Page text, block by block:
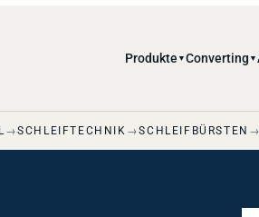
Produkte Converting
SCHLEIFTECHNIK SCHLEIFBÜRSTEN